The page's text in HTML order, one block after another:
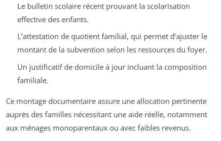
Le bulletin scolaire récent prouvant la scolarisation
effective des enfants.
L’attestation de quotient familial, qui permet d’ajuster le
montant de la subvention selon les ressources du foyer.
Un justificatif de domicile à jour incluant la composition
familiale.
Ce montage documentaire assure une allocation pertinente
auprès des familles nécessitant une aide réelle, notamment
aux ménages monoparentaux ou avec faibles revenus.